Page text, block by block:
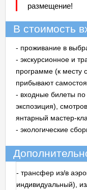
размещение!
В стоимость
- проживание в
- экскурсионное и
программе (к месту
прибывают
- входные билеты
экспозиция),
янтарный мастер-
- экологические
- трансфер из/в
индивидуальный),